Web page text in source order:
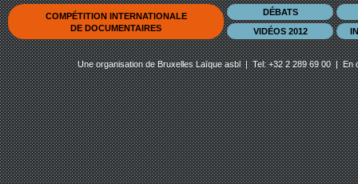
COMPÉTITION INTERNATIONALE
DE DOCUMENTAIRES
DÉBATS
VIDÉOS 2012
Une organisation deBruxelles Laïque asbl| Tel: +32 2 289 69 00 | En